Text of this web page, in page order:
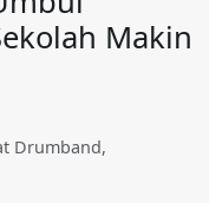
Makin
Drumband,